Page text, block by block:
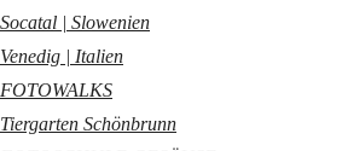
Socatal | Slowenien
Venedig | Italien
FOTOWALKS
Tiergarten Schönbrunn